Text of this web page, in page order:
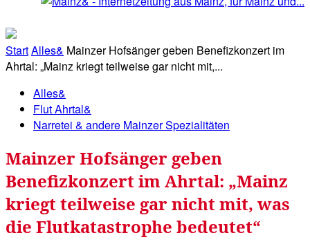
StartAlles& Mainzer Hofsänger geben Benefizkonzert im
Ahrtal: „Mainz kriegt teilweise gar nicht mit,...
Alles&
Flut Ahrtal&
Narretei & andere Mainzer Spezialitäten
Mainzer Hofsänger geben
Benefizkonzert im Ahrtal: „Mainz
kriegt teilweise gar nicht mit, was
die Flutkatastrophe bedeutet“